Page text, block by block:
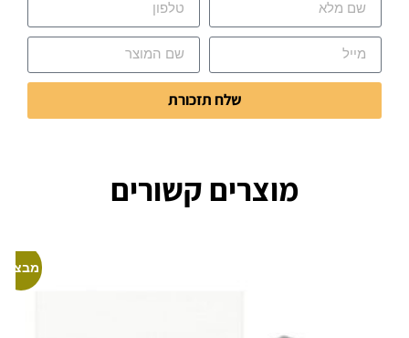
שלח תזכורת
מוצרים קשורים
מבצע!